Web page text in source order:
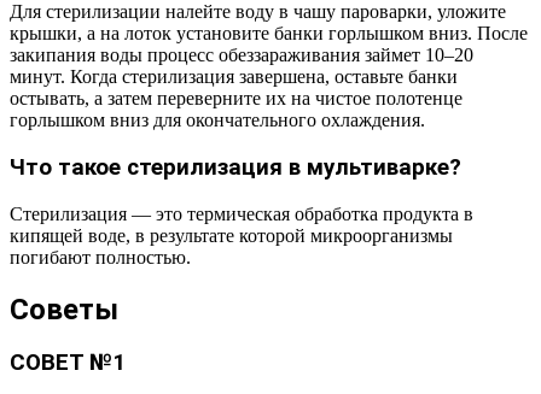
Для стерилизации налейте воду в чашу пароварки, уложите
крышки, а на лоток установите банки горлышком вниз. После
закипания воды процесс обеззараживания займет 10–20
минут. Когда стерилизация завершена, оставьте банки
остывать, а затем переверните их на чистое полотенце
горлышком вниз для окончательного охлаждения.
Что такое стерилизация в мультиварке?
Стерилизация — это термическая обработка продукта в
кипящей воде, в результате которой микроорганизмы
погибают полностью.
Советы
СОВЕТ №1